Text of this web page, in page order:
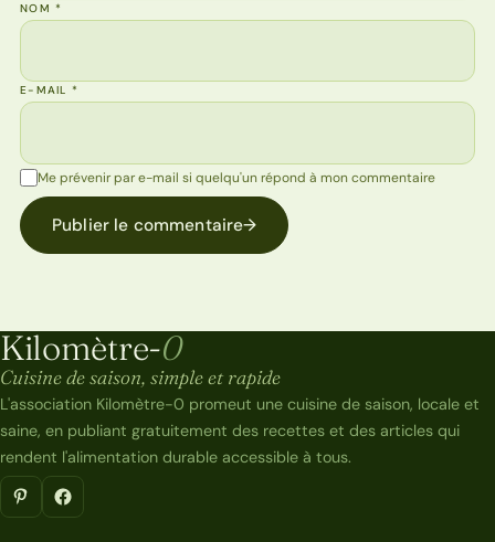
NOM*
E-MAIL*
Me prévenir par e-mail si quelqu'un répond à mon commentaire
Publier le commentaire→
Kilomètre-0
Kilomètre-0
Cuisine de saison, simple et rapide
L'association Kilomètre-0 promeut une cuisine de saison, locale et
saine, en publiant gratuitement des recettes et des articles qui
rendent l'alimentation durable accessible à tous.